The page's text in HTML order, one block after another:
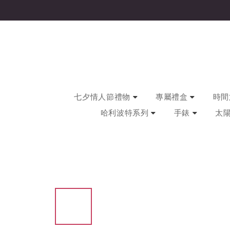
七夕情人節禮物 專屬禮盒
時
哈利波特系列
手錶 太